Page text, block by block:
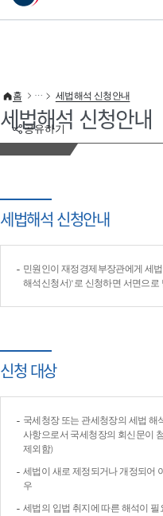
이 누리집은 대한민국 공식 전자정부 누
공유하기
홈 세법해석 신청안내
세법해석 신청안내
세법해석 신청안내
민원인이 재정경제부장관에게 세
해석신청서)'로 신청하면 서면으로
신청 대상
국세청장 또는 관세청장의 세법
사항으로서 국세청장의 회신문이
제외함)
세법이 새로 제정되거나 개정되어
우
세법의 입법 취지에 따른 해석이